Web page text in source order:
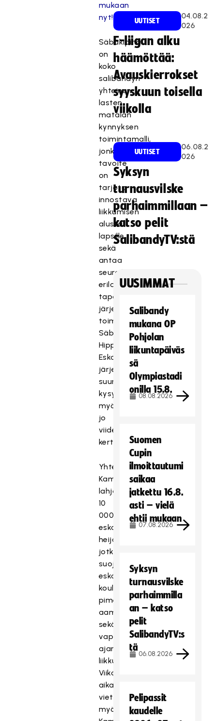
mukaan
nyt!
Säbäkipinä
on
koko
salibandyn
yhteinen
lasten
matalan
kynnyksen
toimintamalli,
jonka
tavoite
on
tarjota
innostava
liikkumisen
alusta
lapsille
sekä
antaa
seuroille
erilaisia
tapoja
järjestää
toimintaa.
Säbäkipinän
Hippo
Eskariviikko
järjestetään
suuren
kysynnän
myötä
jo
viidettä
kertaa.
Yhteistyökumppani
Kamux
lahjoittaa
10
000
eskarilaiselle
heijastinliivit,
jotka
suojaavat
eskarilaisten
koulumatkaa
pimenevissä
aamuissa
sekä
vapaa-
ajan
liikkumisessa.
Viikon
aikana
vietetään
myös
UUTISET
04.08.2
026
F-liigan alku
häämöttää:
Avauskierrokset
syyskuun toisella
viikolla
UUTISET
06.08.2
026
Syksyn
turnausvilske
parhaimmillaan –
katso pelit
SalibandyTV:stä
UUSIMMAT
Salibandy
mukana OP
Pohjolan
liikuntapäiväs
sä
Olympiastadi
onilla 15.8.
08.08.2026
Suomen
Cupin
ilmoittautumi
saikaa
jatkettu 16.8.
asti – vielä
ehtii mukaan
07.08.2026
Syksyn
turnausvilske
parhaimmilla
an – katso
pelit
SalibandyTV:s
tä
06.08.2026
Pelipassit
kaudelle